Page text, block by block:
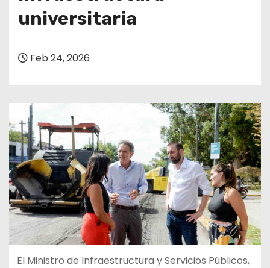
universitaria
Feb 24, 2026
El Ministro de Infraestructura y Servicios Públicos,